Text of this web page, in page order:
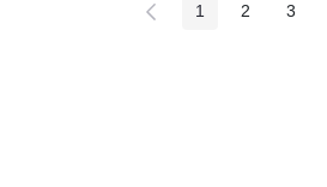
Các trang trên
1 Các trang
2 Các
3